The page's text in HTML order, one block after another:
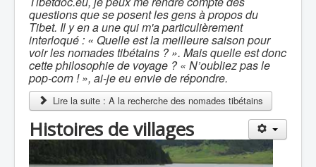
questions que se posent les gens à propos du
Tibet. Il y en a une qui m'a particulièrement
interloqué : « Quelle est la meilleure saison pour
voir les nomades tibétains ? ». Mais quelle est donc
cette philosophie de voyage ? « N’oubliez pas le
pop-corn ! », ai-je eu envie de répondre.
Lire la suite : A la recherche des nomades tibétains
Histoires de villages